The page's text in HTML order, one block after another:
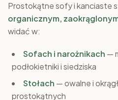
Prostokątne sofy i kanciaste
organicznym,
widać w:
Sofach i narożnikach —
podłokietniki i siedziska
Stołach — owalne i
prostokątnych